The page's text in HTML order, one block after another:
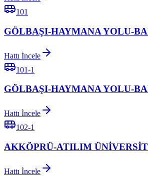
101
GÖLBAŞI-HAYMANA YOLU-
Hattı İncele
101-1
GÖLBAŞI-HAYMANA YOLU-
Hattı İncele
102-1
AKKÖPRÜ-ATILIM
Hattı İncele